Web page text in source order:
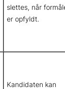
slettes, når
er opfyldt.
Kandidaten kan